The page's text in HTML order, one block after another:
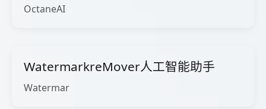
OctaneAI
WatermarkreMover人工智能助手
Watermar